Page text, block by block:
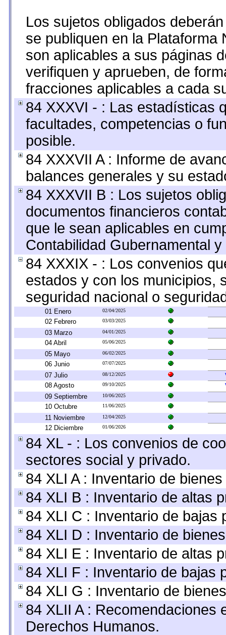
Los sujetos obligados
se publiquen en la
son aplicables a sus páginas
verifiquen y aprueben, de
fracciones aplicables a cada
84 XXXVI - : Las estadísticas
facultades, competencias o
posible.
84 XXXVII A : Informe de
balances generales y su
84 XXXVII B : Los sujetos
documentos financieros
que le sean aplicables en
Contabilidad Gubernamental
84 XXXIX - : Los convenios
estados y con los municipios,
seguridad nacional o
01 Enero 02/04/2025
02 Febrero 03/03/2025
03 Marzo 04/01/2025
04 Abril 05/06/2025
05 Mayo 06/02/2025
06 Junio 07/07/2025
07 Julio 08/12/2025
08 Agosto
09/10/2025
09 Septiembre
10/06/2025
10 Octubre 11/06/2025
11 Noviembre 12/04/2025
12 Diciembre 01/06/2026
84 XL - : Los convenios de
sectores social y privado.
84 XLI A : Inventario de
84 XLI B : Inventario de altas
84 XLI C : Inventario de bajas
84 XLI D : Inventario de
84 XLI E : Inventario de altas
84 XLI F : Inventario de bajas
84 XLI G : Inventario de
84 XLII A : Recomendaciones
Derechos Humanos.